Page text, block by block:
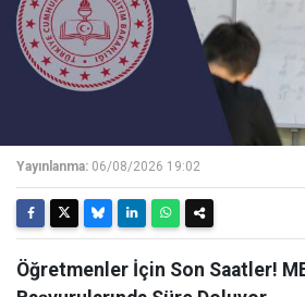
Yayınlanma: 06/08/2026 19:02
Öğretmenler İçin Son Saatler!